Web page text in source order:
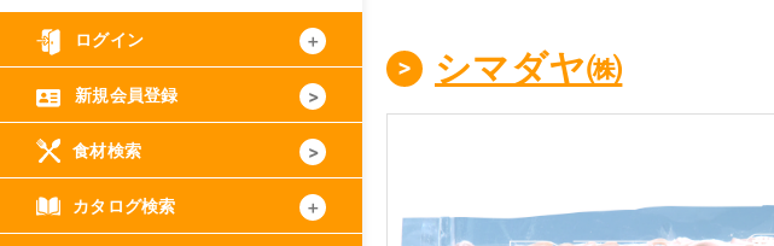
ログイン
新規会員登録
食材検索
カタログ検索
シマダヤ㈱